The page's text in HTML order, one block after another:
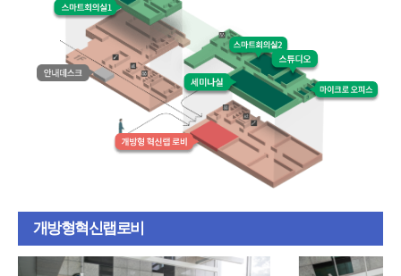
개방형혁신랩로비